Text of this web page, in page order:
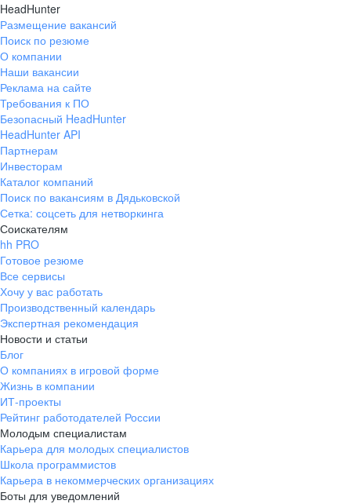
HeadHunter
Размещение вакансий
Поиск по резюме
О компании
Наши вакансии
Реклама на сайте
Требования к ПО
Безопасный HeadHunter
HeadHunter API
Партнерам
Инвесторам
Каталог компаний
Поиск по вакансиям в Дядьковской
Сетка: соцсеть для нетворкинга
Соискателям
hh PRO
Готовое резюме
Все сервисы
Хочу у вас работать
Производственный календарь
Экспертная рекомендация
Новости и статьи
Блог
О компаниях в игровой форме
Жизнь в компании
ИТ-проекты
Рейтинг работодателей России
Молодым специалистам
Карьера для молодых специалистов
Школа программистов
Карьера в некоммерческих организациях
Боты для уведомлений